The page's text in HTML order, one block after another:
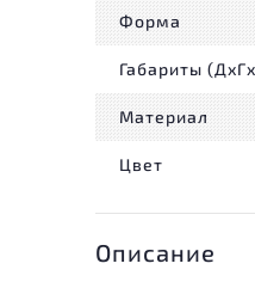
Форма
Габариты
Материал
Цвет
Описание